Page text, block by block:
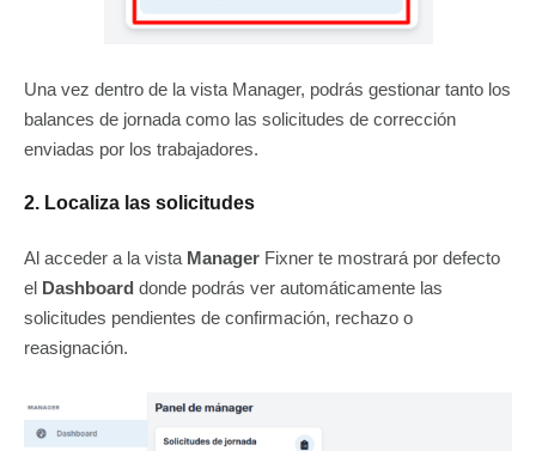
Una vez dentro de la vista Manager, podrás gestionar tanto los
balances de jornada como las solicitudes de corrección
enviadas por los trabajadores.
2. Localiza las solicitudes
Al acceder a la vista Manager Fixner te mostrará por defecto
el Dashboard donde podrás ver automáticamente las
solicitudes pendientes de confirmación, rechazo o
reasignación.